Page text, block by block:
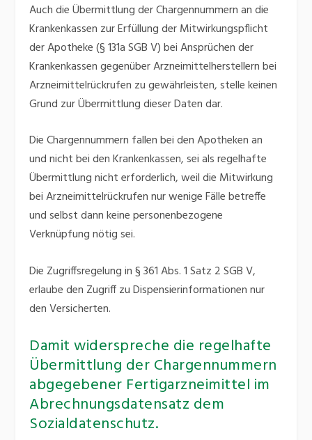
Auch die Übermittlung der Chargennummern an die
Krankenkassen zur Erfüllung der Mitwirkungspflicht
der Apotheke (§ 131a SGB V) bei Ansprüchen der
Krankenkassen gegenüber Arzneimittelherstellern bei
Arzneimittelrückrufen zu gewährleisten, stelle keinen
Grund zur Übermittlung dieser Daten dar.
Die Chargennummern fallen bei den Apotheken an
und nicht bei den Krankenkassen, sei als regelhafte
Übermittlung nicht erforderlich, weil die Mitwirkung
bei Arzneimittelrückrufen nur wenige Fälle betreffe
und selbst dann keine personenbezogene
Verknüpfung nötig sei.
Die Zugriffsregelung in § 361 Abs. 1 Satz 2 SGB V,
erlaube den Zugriff zu Dispensierinformationen nur
den Versicherten.
Damit widerspreche die regelhafte
Übermittlung der Chargennummern
abgegebener Fertigarzneimittel im
Abrechnungsdatensatz dem
Sozialdatenschutz.